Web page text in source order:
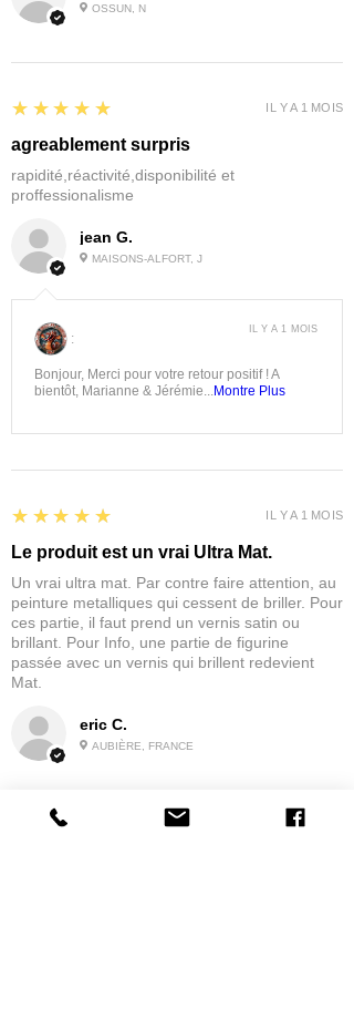
OSSUN, N
jean G.
MAISONS-ALFORT, J
5
★★★★★
agreablement surpris
rapidité,réactivité,disponibilité et
proffessionalisme
IL Y A 1 MOIS
:
Bonjour, Merci pour votre retour positif ! A
bientôt, Marianne & Jérémie...Montre Plus
IL Y A 1 MOIS
eric C.
AUBIÈRE, FRANCE
5
★★★★★
Le produit est un vrai Ultra Mat.
Un vrai ultra mat. Par contre faire attention, au
peinture metalliques qui cessent de briller. Pour
ces partie, il faut prend un vernis satin ou
brillant. Pour Info, une partie de figurine
passée avec un vernis qui brillent redevient
Mat.
IL Y A 1 MOIS